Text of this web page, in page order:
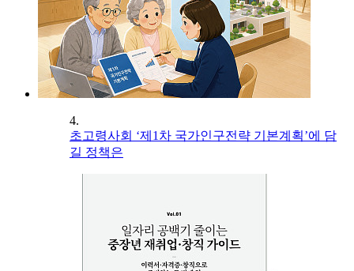
4.
초고령사회 ‘제1차 국가인구전략 기본계획’에 담
길 정책은